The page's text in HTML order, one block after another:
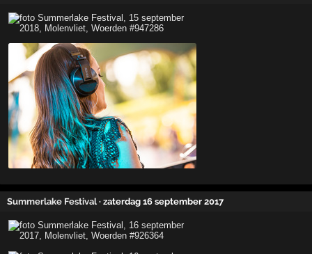
Summerlake Festival · zaterdag 16 september 2017